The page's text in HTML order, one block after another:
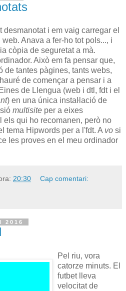
i em vaig carregar el
Anava a fer-ho tot pols..., i
còpia de seguretat a mà.
Això em fa pensar que,
de tantes pàgines, tants webs,
de començar a pensar i a
de Llengua (web i dtl , fdti el
) en una única instaŀlació de
multisite per a eixes
els qui ho recomanen, però no
tema Hipwords per a l'fdt. A vo si
les proves en el meu ordinador
20:30 Cap comentari:
2016
Pel riu, vora
catorze minuts. El
futbet lleva
velocitat de